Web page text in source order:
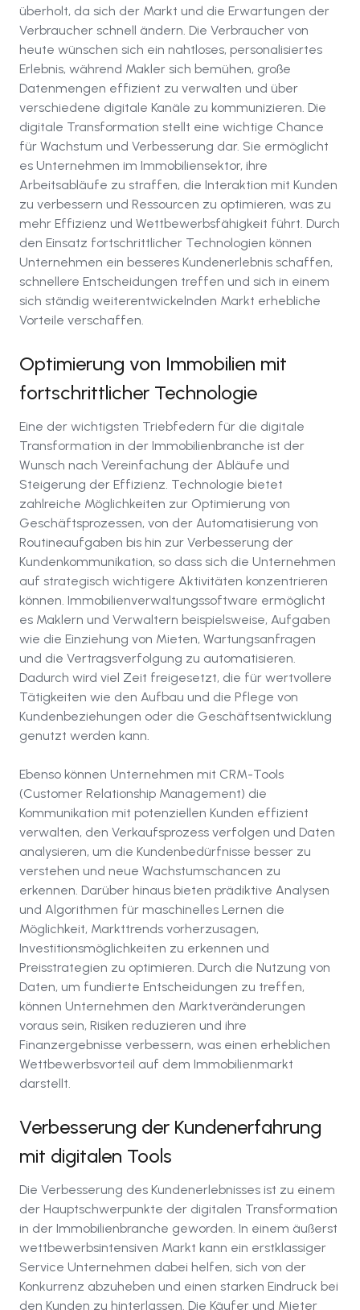
überholt, da sich der Markt und die Erwartungen der
Verbraucher schnell ändern. Die Verbraucher von
heute wünschen sich ein nahtloses, personalisiertes
Erlebnis, während Makler sich bemühen, große
Datenmengen effizient zu verwalten und über
verschiedene digitale Kanäle zu kommunizieren. Die
digitale Transformation stellt eine wichtige Chance
für Wachstum und Verbesserung dar. Sie ermöglicht
es Unternehmen im Immobiliensektor, ihre
Arbeitsabläufe zu straffen, die Interaktion mit Kunden
zu verbessern und Ressourcen zu optimieren, was zu
mehr Effizienz und Wettbewerbsfähigkeit führt. Durch
den Einsatz fortschrittlicher Technologien können
Unternehmen ein besseres Kundenerlebnis schaffen,
schnellere Entscheidungen treffen und sich in einem
sich ständig weiterentwickelnden Markt erhebliche
Vorteile verschaffen.
Optimierung von Immobilien mit
fortschrittlicher Technologie
Eine der wichtigsten Triebfedern für die digitale
Transformation in der Immobilienbranche ist der
Wunsch nach Vereinfachung der Abläufe und
Steigerung der Effizienz. Technologie bietet
zahlreiche Möglichkeiten zur Optimierung von
Geschäftsprozessen, von der Automatisierung von
Routineaufgaben bis hin zur Verbesserung der
Kundenkommunikation, so dass sich die Unternehmen
auf strategisch wichtigere Aktivitäten konzentrieren
können. Immobilienverwaltungssoftware ermöglicht
es Maklern und Verwaltern beispielsweise, Aufgaben
wie die Einziehung von Mieten, Wartungsanfragen
und die Vertragsverfolgung zu automatisieren.
Dadurch wird viel Zeit freigesetzt, die für wertvollere
Tätigkeiten wie den Aufbau und die Pflege von
Kundenbeziehungen oder die Geschäftsentwicklung
genutzt werden kann.
Ebenso können Unternehmen mit CRM-Tools
(Customer Relationship Management) die
Kommunikation mit potenziellen Kunden effizient
verwalten, den Verkaufsprozess verfolgen und Daten
analysieren, um die Kundenbedürfnisse besser zu
verstehen und neue Wachstumschancen zu
erkennen. Darüber hinaus bieten prädiktive Analysen
und Algorithmen für maschinelles Lernen die
Möglichkeit, Markttrends vorherzusagen,
Investitionsmöglichkeiten zu erkennen und
Preisstrategien zu optimieren. Durch die Nutzung von
Daten, um fundierte Entscheidungen zu treffen,
können Unternehmen den Marktveränderungen
voraus sein, Risiken reduzieren und ihre
Finanzergebnisse verbessern, was einen erheblichen
Wettbewerbsvorteil auf dem Immobilienmarkt
darstellt.
Verbesserung der Kundenerfahrung
mit digitalen Tools
Die Verbesserung des Kundenerlebnisses ist zu einem
der Hauptschwerpunkte der digitalen Transformation
in der Immobilienbranche geworden. In einem äußerst
wettbewerbsintensiven Markt kann ein erstklassiger
Service Unternehmen dabei helfen, sich von der
Konkurrenz abzuheben und einen starken Eindruck bei
den Kunden zu hinterlassen. Die Käufer und Mieter